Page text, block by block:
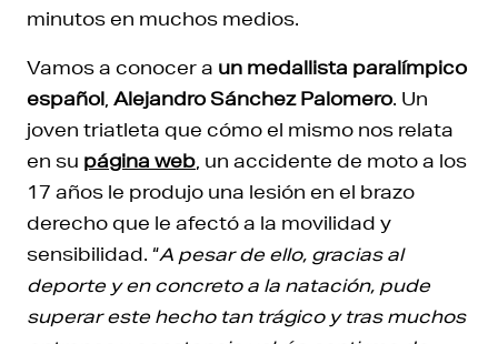
minutos en muchos medios.
Vamos a conocer a un medallista paralímpico
español Alejandro Sánchez Palomero. Un
joven triatleta que cómo el mismo nos relata
en su página web , un accidente de moto a los
17 años le produjo una lesión en el brazo
derecho que le afectó a la movilidad y
sensibilidad. “A pesar de ello, gracias al
deporte y en concreto a la natación, pude
superar este hecho tan trágico y tras muchos